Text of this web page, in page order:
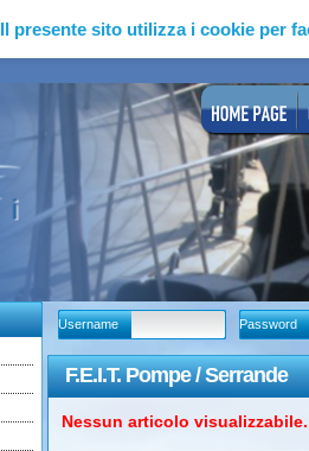
Il presente sito utilizza i cookie per
Username Password
F.E.I.T. Pompe / Serrande
Nessun articolo